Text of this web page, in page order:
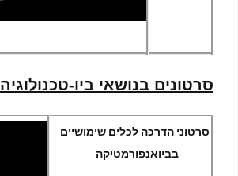
סרטונים בנושאי ביו-טכנולוגיה
סרטוני הדרכה לכלים שימושיים
בביואנפורמטיקה